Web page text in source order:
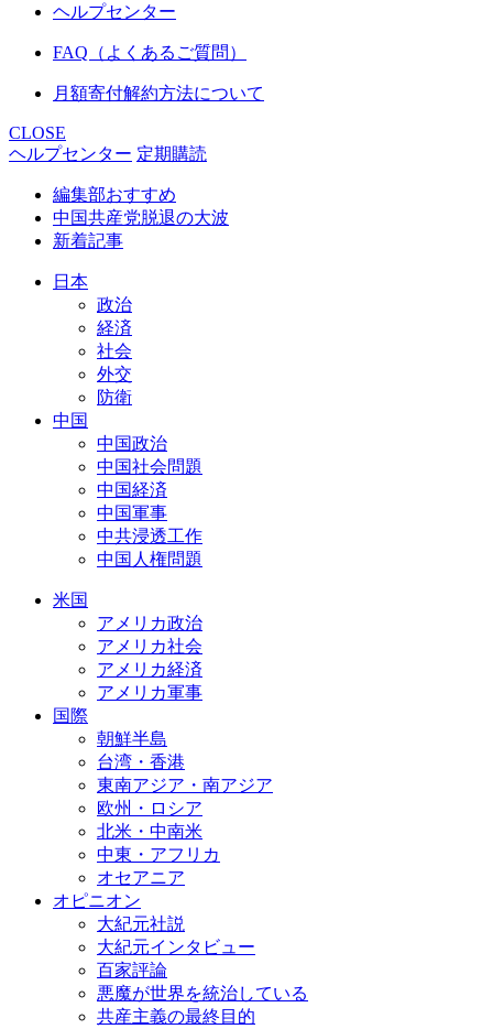
ヘルプセンター
FAQ（よくあるご質問）
月額寄付解約方法について
CLOSE
ヘルプセンター 定期購読
編集部おすすめ
中国共産党脱退の大波
新着記事
日本
政治
経済
社会
外交
防衛
中国
中国政治
中国社会問題
中国経済
中国軍事
中共浸透工作
中国人権問題
米国
アメリカ政治
アメリカ社会
アメリカ経済
アメリカ軍事
国際
朝鮮半島
台湾・香港
東南アジア・南アジア
欧州・ロシア
北米・中南米
中東・アフリカ
オセアニア
オピニオン
大紀元社説
大紀元インタビュー
百家評論
悪魔が世界を統治している
共産主義の最終目的